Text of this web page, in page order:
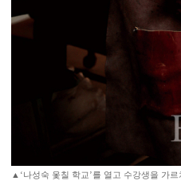
▲‘나성숙 옻칠 학교’를 열고 수강생을 가